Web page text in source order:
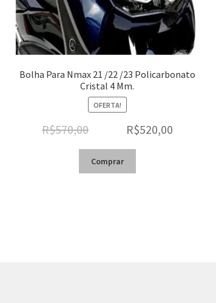
Bolha Para Nmax 21 /22 /23 Policarbonato
Cristal 4 Mm.
OFERTA!
R$570,00 R$520,00
Comprar